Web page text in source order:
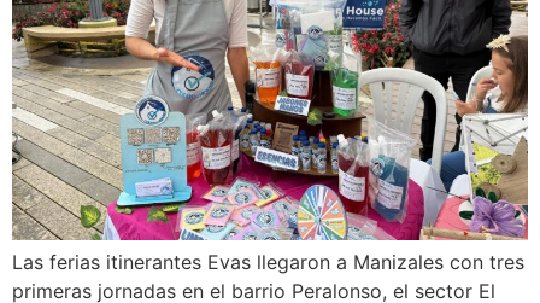
Las ferias itinerantes Evas llegaron a Manizales con tres
primeras jornadas en el barrio Peralonso, el sector El